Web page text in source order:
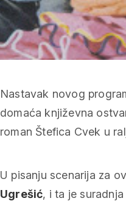
Nastavak novog
domaća književna
roman Štefica Cvek u
U pisanju scenarija za
Ugrešić, i ta je